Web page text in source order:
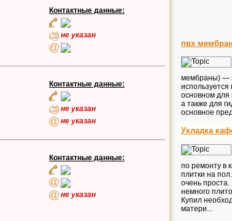
Контактные данные:
не указан
Контактные данные:
не указан
не указан
Контактные данные:
не указан
пвх
мембраны) —
используется
основном для
а также для
основное
Укладка
по ремонту в
плитки на
очень проста.
немного
Купил
матери...